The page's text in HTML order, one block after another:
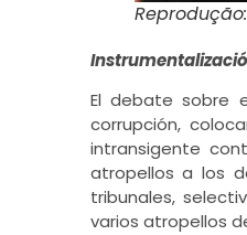
El debate sobre
corrupción,
intransigente
atropellos a los
tribunales,
varios atropellos